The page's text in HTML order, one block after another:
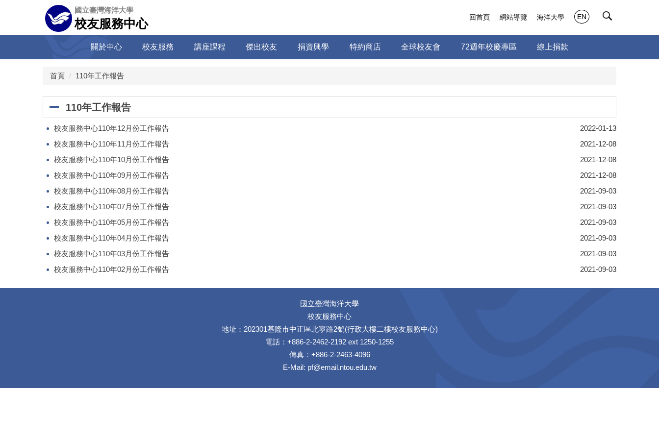
容
國立臺灣海洋大學
校友服務中心
關於中心 校友服務 講座課程 傑出校友 捐資興學 特約商店 全球校友會 72週年校慶專區 線上捐款
回首頁 網站導覽 海洋大學 EN
首頁 110年工作報告
110年工作報告
校友服務中心110年12月份工作報告
2022-01-13
校友服務中心110年11月份工作報告
2021-12-08
校友服務中心110年10月份工作報告
2021-12-08
校友服務中心110年09月份工作報告
2021-12-08
校友服務中心110年08月份工作報告
2021-09-03
校友服務中心110年07月份工作報告
2021-09-03
校友服務中心110年05月份工作報告
2021-09-03
校友服務中心110年04月份工作報告
2021-09-03
校友服務中心110年03月份工作報告
2021-09-03
校友服務中心110年02月份工作報告
2021-09-03
國立臺灣海洋大學
校友服務中心
地址：202301基隆市中正區北寧路2號(行政大樓二樓校友服務中心)
電話：+886-2-2462-2192 ext 1250-1255
傳真：+886-2-2463-4096
E-Mail: pf@email.ntou.edu.tw